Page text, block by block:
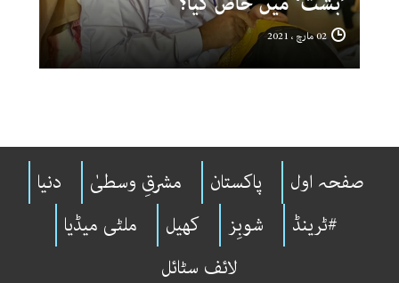
02 مارچ ، 2021
صفحہ اول پاکستان مشرقِ وسطیٰ
دنیا
#ٹرینڈ
شوبِز کھیل
ملٹی میڈیا
لائف سٹائل